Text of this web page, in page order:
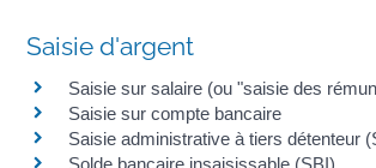
Saisie d'argent
Saisie sur salaire (ou "saisie des
Saisie sur compte bancaire
Saisie administrative à tiers détenteur